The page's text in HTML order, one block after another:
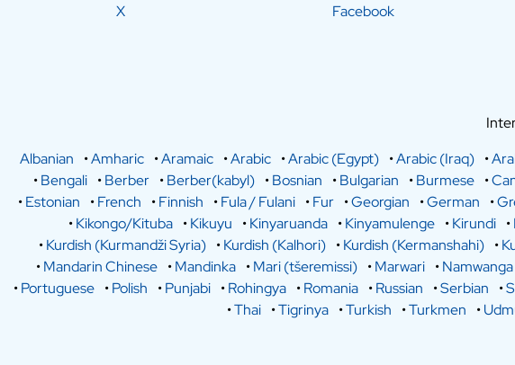
X Facebook
Albanian
•Amharic •Aramaic •Arabic •Arabic (Egypt) •Arabic (Iraq) •
•Bengali •Berber •Berber(kabyl) •Bosnian •Bulgarian •Burmese •
•Estonian •French •Finnish •Fula / Fulani •Fur •Georgian •German •
•Kikongo/Kituba •Kikuyu •Kinyaruanda •Kinyamulenge •Kirundi •
•Kurdish (Kurmandži Syria) •Kurdish (Kalhori) •Kurdish (Kermanshahi) •
•Mandarin Chinese •Mandinka •Mari (tšeremissi) •Marwari •Namwanga
•Portuguese •Polish •Punjabi •Rohingya •Romania •Russian •Serbian •
•Thai •Tigrinya •Turkish •Turkmen •